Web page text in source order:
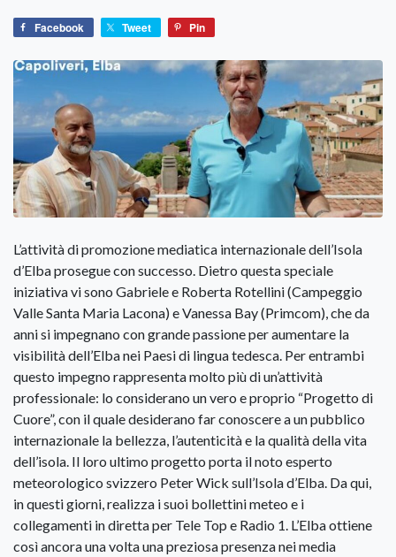
Facebook Tweet Pin
L’attività di promozione mediatica internazionale dell’Isola
d’Elba prosegue con successo. Dietro questa speciale
iniziativa vi sono Gabriele e Roberta Rotellini (Campeggio
Valle Santa Maria Lacona) e Vanessa Bay (Primcom), che da
anni si impegnano con grande passione per aumentare la
visibilità dell’Elba nei Paesi di lingua tedesca. Per entrambi
questo impegno rappresenta molto più di un’attività
professionale: lo considerano un vero e proprio “Progetto di
Cuore”, con il quale desiderano far conoscere a un pubblico
internazionale la bellezza, l’autenticità e la qualità della vita
dell’isola. Il loro ultimo progetto porta il noto esperto
meteorologico svizzero Peter Wick sull’Isola d’Elba. Da qui,
in questi giorni, realizza i suoi bollettini meteo e i
collegamenti in diretta per Tele Top e Radio 1. L’Elba ottiene
così ancora una volta una preziosa presenza nei media